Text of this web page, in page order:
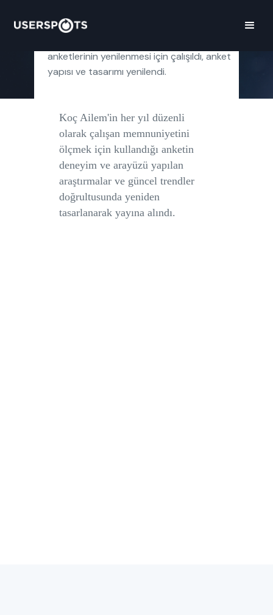
anketlerinin yenilenmesi için çalışıldı, anket
yapısı ve tasarımı yenilendi.
Koç Ailem'in her yıl düzenli
olarak çalışan memnuniyetini
ölçmek için kullandığı anketin
deneyim ve arayüzü yapılan
araştırmalar ve güncel trendler
doğrultusunda yeniden
tasarlanarak yayına alındı.